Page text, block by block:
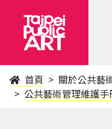
首頁 關於公共藝
公共藝術管理維護手